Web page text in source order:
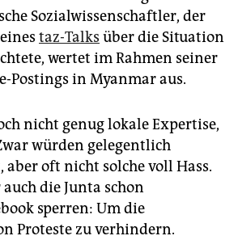
Sozialwissenschaftler, der
taz-Talks über die Situation
wertet im Rahmen seiner
Postings in Myanmar aus.
nicht genug lokale Expertise,
würden gelegentlich
aber oft nicht solche voll Hass.
die Junta schon
sperren: Um die
Proteste zu verhindern.